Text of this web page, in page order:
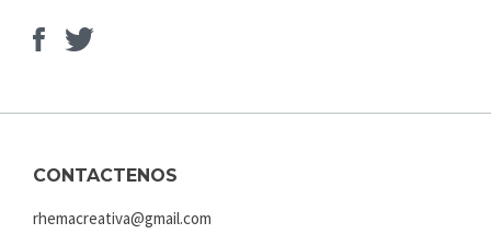
Facebook
Elemento
CONTACTENOS
rhemacreativa@gmail.com